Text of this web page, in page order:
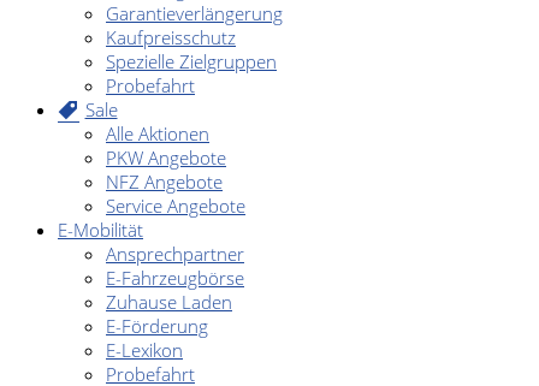
Garantieverlängerung
Kaufpreisschutz
Spezielle Zielgruppen
Probefahrt
Sale
Alle Aktionen
PKW Angebote
NFZ Angebote
Service Angebote
E-Mobilität
Ansprechpartner
E-Fahrzeugbörse
Zuhause Laden
E-Förderung
E-Lexikon
Probefahrt